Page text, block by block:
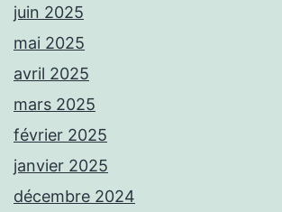
juin 2025
mai 2025
avril 2025
mars 2025
février 2025
janvier 2025
décembre 2024